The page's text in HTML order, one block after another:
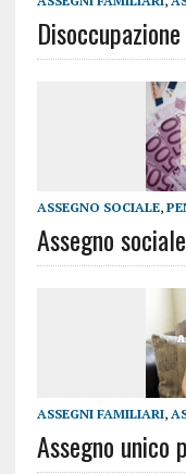
ASSEGNO SOCIALE,
Assegno
ASSEGNI FAMILIARI,
Assegno unico